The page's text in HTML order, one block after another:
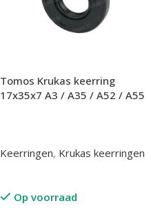
Tomos Krukas keerring
17x35x7 A3 / A35 / A52 / A55
Keerringen, Krukas keerringen
Op voorraad